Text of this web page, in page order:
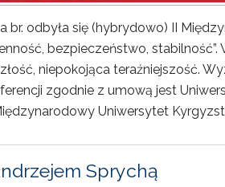
br. odbyła się (hybrydowo) II
bezpieczeństwo,
niepokojąca teraźniejszość.
zgodnie z umową jest
Uniwersytet
Sprychą